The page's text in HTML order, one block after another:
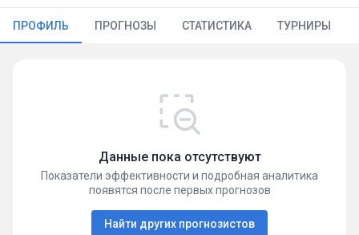
ПРОФИЛЬ ПРОГНОЗЫ СТАТИСТИКА ТУРНИРЫ
Данные пока отсутствуют
Показатели эффективности и подробная аналитика
появятся после первых прогнозов
Найти других прогнозистов